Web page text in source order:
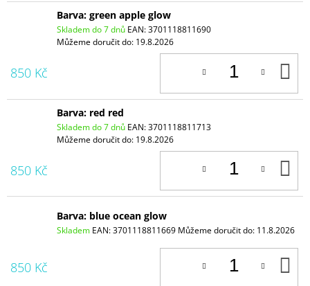
Barva: green apple glow
Skladem do 7 dnů EAN:3701118811690
Můžeme doručit do: 19.8.2026
850 Kč
Barva: red red
Skladem do 7 dnů EAN:3701118811713
Můžeme doručit do: 19.8.2026
850 Kč
Barva: blue ocean glow
Skladem EAN:3701118811669 Můžeme doručit do: 11.8.2026
850 Kč